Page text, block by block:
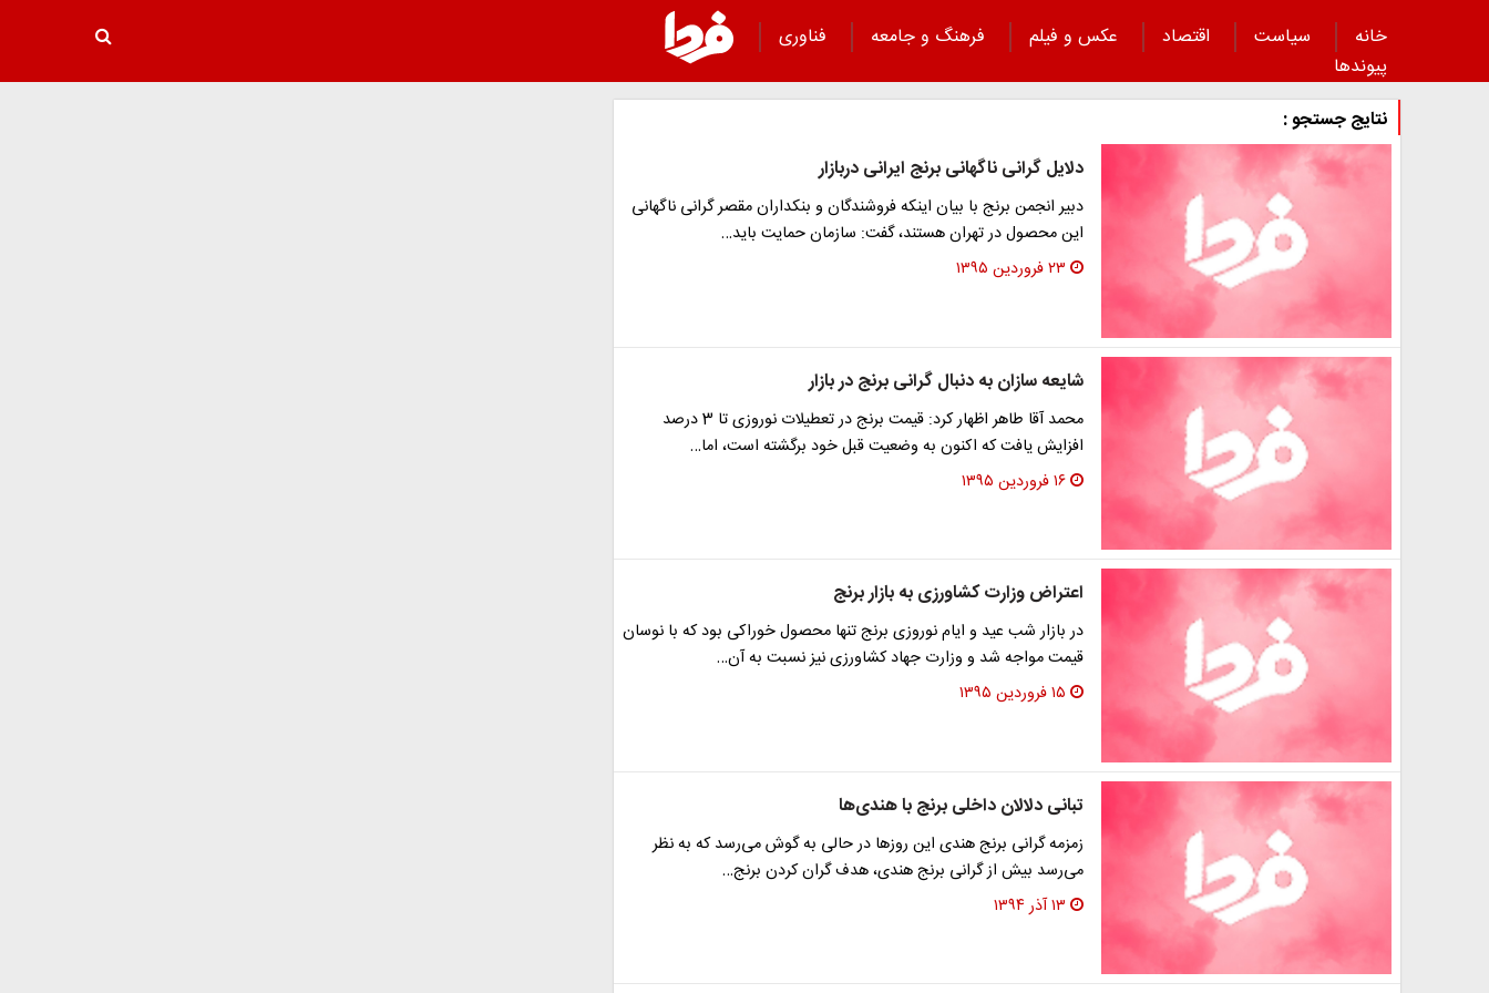
خانه سیاست اقتصاد عکس و فیلم فرهنگ و جامعه
فناوری
پیوند‌ها
نتایج جستجو :
دلایل گرانی ناگهانی برنج ایرانی دربازار
دبیر انجمن برنج با بیان اینکه فروشندگان و بنکداران مقصر گرانی ناگهانی
این محصول در تهران هستند، گفت: سازمان حمایت باید…
۲۳ فروردین ۱۳۹۵
شایعه سازان به دنبال گرانی برنج در بازار
محمد آقا طاهر اظهار کرد: قیمت برنج در تعطیلات نوروزی تا 3 درصد
افزایش یافت که اکنون به وضعیت قبل خود برگشته است، اما…
۱۶ فروردین ۱۳۹۵
اعتراض وزارت کشاورزی به بازار برنج
در بازار شب عید و ایام نوروزی برنج تنها محصول خوراکی بود که با نوسان
قیمت مواجه شد و وزارت جهاد کشاورزی نیز نسبت به آن…
۱۵ فروردین ۱۳۹۵
تبانی دلالان داخلی برنج با هندی‌ها
زمزمه گرانی برنج هندی این روزها در حالی به گوش می‌رسد که به نظر
می‌رسد بیش از گرانی برنج هندی، هدف گران کردن برنج…
۱۳ آذر ۱۳۹۴